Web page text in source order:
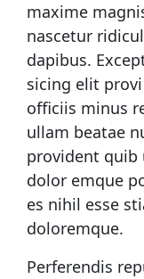
maxime
nascetur
dapibus.
sicing elit
officiis minus
ullam beatae
provident quib
dolor emque
es nihil esse
doloremque.
Perferendis